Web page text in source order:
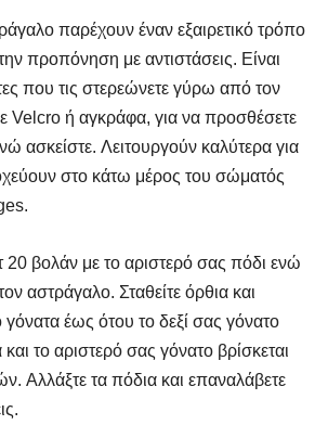
παρέχουν έναν εξαιρετικό τρόπο
προπόνηση με αντιστάσεις. Είναι
που τις στερεώνετε γύρω από τον
Velcro ή αγκράφα, για να προσθέσετε
ασκείστε. Λειτουργούν καλύτερα για
στο κάτω μέρος του σώματός
20 βολάν με το αριστερό σας πόδι ενώ
αστράγαλο. Σταθείτε όρθια και
γόνατα έως ότου το δεξί σας γόνατο
το αριστερό σας γόνατο βρίσκεται
Αλλάξτε τα πόδια και επαναλάβετε